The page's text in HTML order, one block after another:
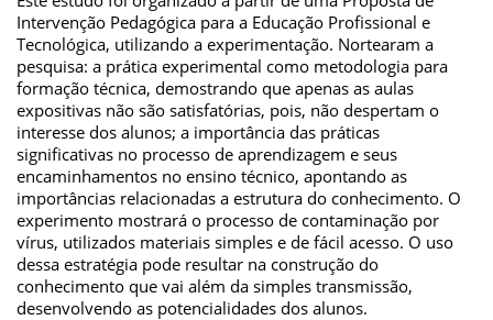
Intervenção Pedagógica para a Educação Profissional e
Tecnológica, utilizando a experimentação. Nortearam a
pesquisa: a prática experimental como metodologia para
formação técnica, demostrando que apenas as aulas
expositivas não são satisfatórias, pois, não despertam o
interesse dos alunos; a importância das práticas
significativas no processo de aprendizagem e seus
encaminhamentos no ensino técnico, apontando as
importâncias relacionadas a estrutura do conhecimento. O
experimento mostrará o processo de contaminação por
vírus, utilizados materiais simples e de fácil acesso. O uso
dessa estratégia pode resultar na construção do
conhecimento que vai além da simples transmissão,
desenvolvendo as potencialidades dos alunos.